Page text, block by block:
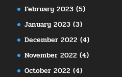
February 2023 (5)
January 2023 (3)
December 2022 (4)
November 2022 (4)
October 2022 (4)